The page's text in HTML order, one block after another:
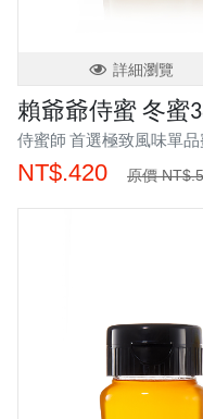
詳細瀏覽
賴爺爺侍蜜 冬蜜
侍蜜師 首選極致風味單品
NT$.420 原價